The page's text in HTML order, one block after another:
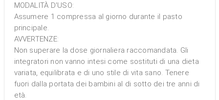
MODALITÀ D'USO:
Assumere 1 compressa al giorno durante il pasto
principale.
AVVERTENZE:
Non superare la dose giornaliera raccomandata. Gli
integratori non vanno intesi come sostituti di una dieta
variata, equilibrata e di uno stile di vita sano. Tenere
fuori dalla portata dei bambini al di sotto dei tre anni di
età.